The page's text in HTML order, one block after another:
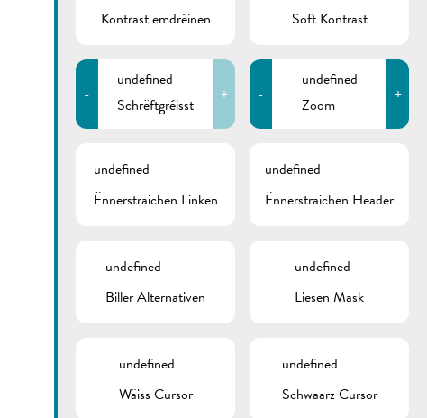
Kontrast ëmdréinen
Soft Kontrast
-
undefined
Schrëftgréisst
+ -
undefined
Zoom
+
undefined
Ënnersträichen Linken
undefined
Ënnersträichen Header
undefined
Biller Alternativen
undefined
Liesen Mask
undefined
Wäiss Cursor
undefined
Schwaarz Cursor